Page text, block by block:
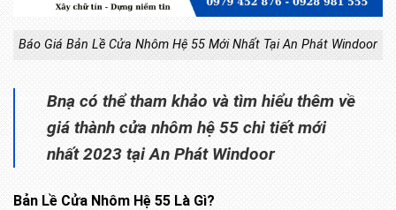
Báo Giá Bản Lề Cửa Nhôm Hệ 55 Mới Nhất Tại An Phát Windoor
Bnạ có thể tham khảo và tìm hiểu thêm về
giá thành cửa nhôm hệ 55 chi tiết mới
nhất 2023 tại An Phát Windoor
Bản Lề Cửa Nhôm Hệ 55 Là Gì?